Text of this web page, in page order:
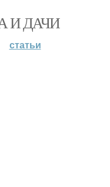
И ДАЧИ
статьи